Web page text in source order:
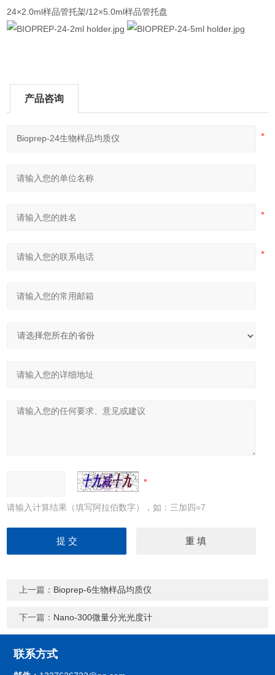
24×2.0ml样品管托架/12×5.0ml样品管托盘
产品咨询
请输入计算结果（填写阿拉伯数字），如：三加四=7
上一篇： Bioprep-6生物样品均质仪
下一篇： Nano-300微量分光光度计
联系方式